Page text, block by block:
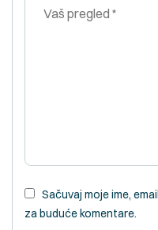
Sačuvaj moje ime,
za buduće komentare.